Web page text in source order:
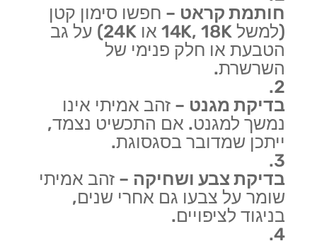
חותמת קראט – חפשו סימון קטן
(למשל 14K, 18K או 24K) על גב
הטבעת או חלק פנימי של
השרשרת.
בדיקת מגנט – זהב אמיתי אינו
נמשך למגנט. אם התכשיט נצמד,
ייתכן שמדובר בסגסוגת.
בדיקת צבע ושחיקה – זהב אמיתי
שומר על צבעו גם אחרי שנים,
בניגוד לציפויים.